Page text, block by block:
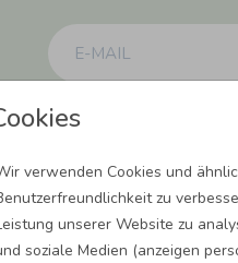
verwenden Cookies und
zu
unserer Website zu
soziale Medien (anzeigen
Einwilligung zur Datennutzung
können. Dies umfasst den
Facebook und Google
erforderlich. Du kannst diese